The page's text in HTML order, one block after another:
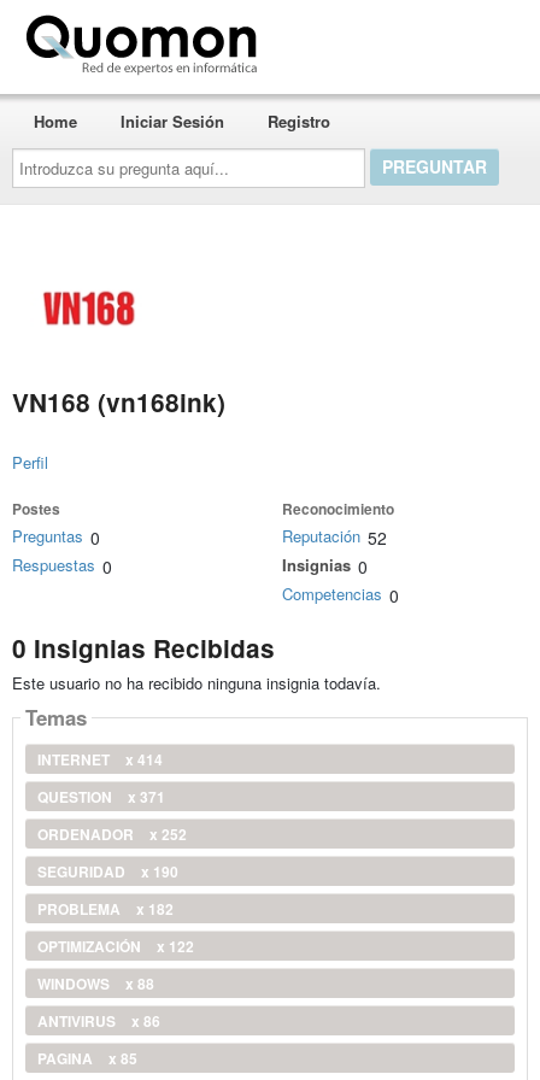
Introduzca
su
pregunta
aquí...
Home Iniciar Sesión Registro
VN168 (vn168ink)
Perfil
Postes
Preguntas 0
Respuestas 0
Reconocimiento
Reputación 52
Insignias 0
Competencias 0
0 Insignias Recibidas
Este usuario no ha recibido ninguna insignia todavía.
Temas
INTERNET
x 414
QUESTION
x 371
ORDENADOR
x 252
SEGURIDAD
x 190
PROBLEMA
x 182
OPTIMIZACIÓN
x 122
WINDOWS
x 88
ANTIVIRUS
x 86
PAGINA
x 85